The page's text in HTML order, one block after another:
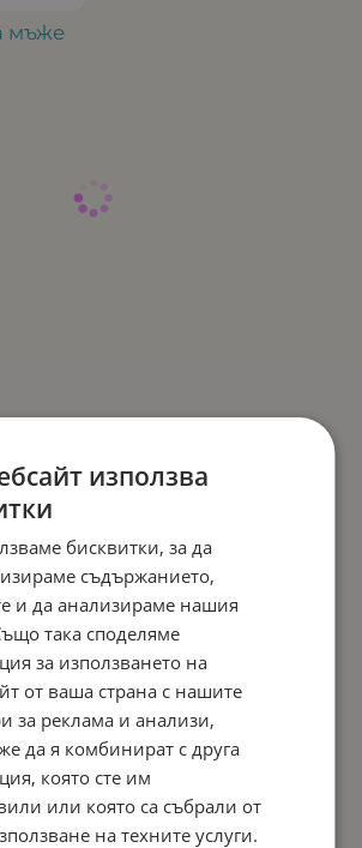
мъже
използва
бисквитки, за да
съдържанието,
и да анализираме нашия
така споделяме
за използването на
от ваша страна с нашите
за реклама и анализи,
да я комбинират с друга
която сте им
или която са събрали от
на техните услуги.